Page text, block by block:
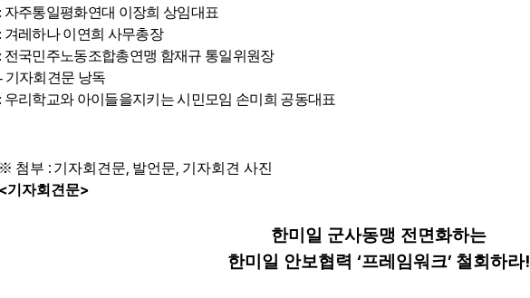
: 자주통일평화연대 이장희 상임대표
: 겨레하나 이연희 사무총장
: 전국민주노동조합총연맹 함재규 통일위원장
기자회견문 낭독
: 우리학교와 아이들을지키는 시민모임 손미희 공동대표
※ 첨부 : 기자회견문, 발언문, 기자회견 사진
<기자회견문>
한미일 군사동맹 전면화하는
한미일 안보협력 ‘프레임워크’ 철회하라!